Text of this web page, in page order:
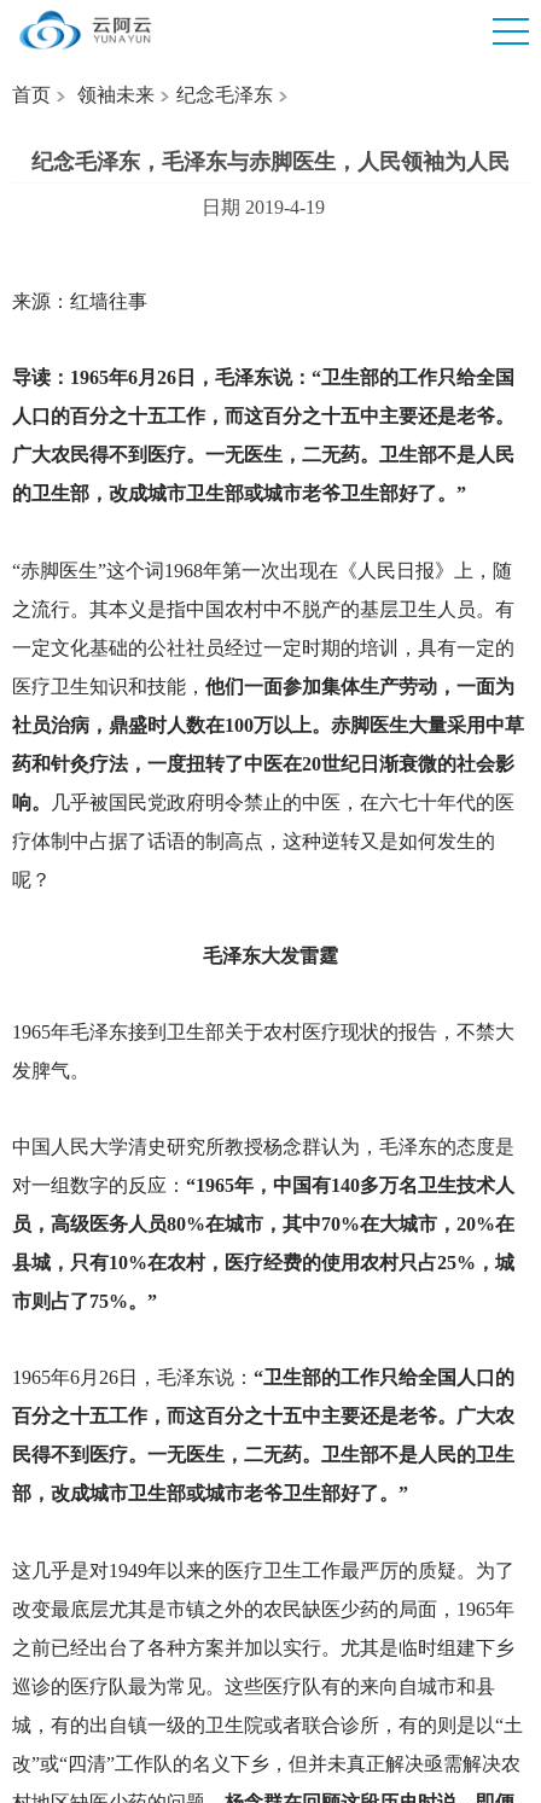
首页 领袖未来 纪念毛泽东
纪念毛泽东，毛泽东与赤脚医生，人民领袖为人民
日期 2019-4-19
来源：红墙往事
导读： 1965年6月26日，毛泽东说：“卫生部的工作只给全国
人口的百分之十五工作，而这百分之十五中主要还是老爷。
广大农民得不到医疗。一无医生，二无药。卫生部不是人民
的卫生部，改成城市卫生部或城市老爷卫生部好了。”
“赤脚医生”这个词1968年第一次出现在《人民日报》上，随
之流行。其本义是指中国农村中不脱产的基层卫生人员。有
一定文化基础的公社社员经过一定时期的培训，具有一定的
医疗卫生知识和技能， 他们一面参加集体生产劳动，一面为
社员治病，鼎盛时人数在100万以上。赤脚医生大量采用中草
药和针灸疗法，一度扭转了中医在20世纪日渐衰微的社会影
响。
几乎被国民党政府明令禁止的中医，在六七十年代的医
疗体制中占据了话语的制高点，这种逆转又是如何发生的
呢？
毛泽东大发雷霆
1965年毛泽东接到卫生部关于农村医疗现状的报告，不禁大
发脾气。
中国人民大学清史研究所教授杨念群认为，毛泽东的态度是
对一组数字的反应： “1965年，中国有140多万名卫生技术人
员，高级医务人员80%在城市，其中70%在大城市，20%在
县城，只有10%在农村，医疗经费的使用农村只占25%，城
市则占了75%。”
1965年6月26日，毛泽东说： “卫生部的工作只给全国人口的
百分之十五工作，而这百分之十五中主要还是老爷。广大农
民得不到医疗。一无医生，二无药。卫生部不是人民的卫生
部，改成城市卫生部或城市老爷卫生部好了。”
这几乎是对1949年以来的医疗卫生工作最严厉的质疑。为了
改变最底层尤其是市镇之外的农民缺医少药的局面，1965年
之前已经出台了各种方案并加以实行。尤其是临时组建下乡
巡诊的医疗队最为常见。这些医疗队有的来向自城市和县
城，有的出自镇一级的卫生院或者联合诊所，有的则是以“土
改”或“四清”工作队的名义下乡，但并未真正解决亟需解决农